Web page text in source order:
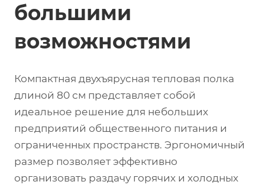
большими
возможностями
Компактная двухъярусная тепловая полка
длиной 80 см представляет собой
идеальное решение для небольших
предприятий общественного питания и
ограниченных пространств. Эргономичный
размер позволяет эффективно
организовать раздачу горячих и холодных